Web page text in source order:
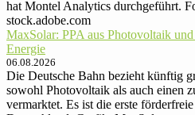
hat Montel Analytics durchgeführt.
stock.adobe.com
MaxSolar: PPA aus Photovoltaik
Energie
06.08.2026
Die Deutsche Bahn bezieht künftig
sowohl Photovoltaik als auch einen
vermarktet. Es ist die erste